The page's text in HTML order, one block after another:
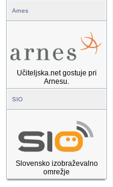
Arnes
Učiteljska.net gostuje pri
Arnesu.
SIO
Slovensko izobraževalno
omrežje